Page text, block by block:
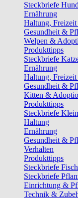
Steckbriefe
Ernährung
Haltung,
Gesundheit &
Welpen &
Produkttipps
Steckbriefe
Ernährung
Haltung,
Gesundheit &
Kitten &
Produkttipps
Steckbriefe
Haltung
Ernährung
Gesundheit &
Verhalten
Produkttipps
Steckbriefe
Steckbriefe
Einrichtung &
Technik &